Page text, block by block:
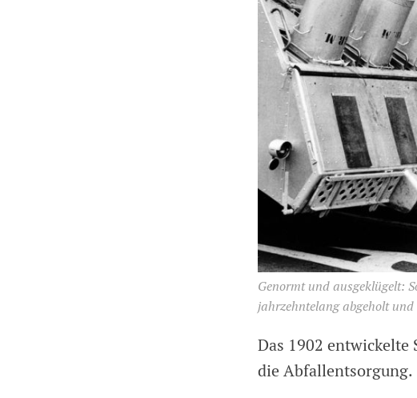
Genormt und ausgeklügelt:
jahrzehntelang abgeholt
Das 1902
die Abfallentsorgung.